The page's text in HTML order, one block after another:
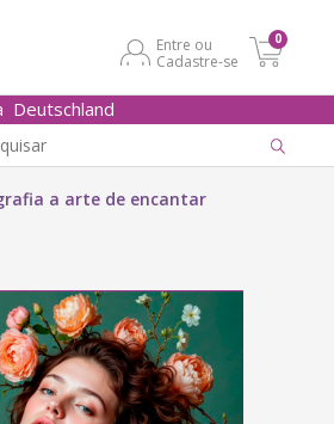
Entre ou
Cadastre-se
0
Deutschland
a arte de encantar